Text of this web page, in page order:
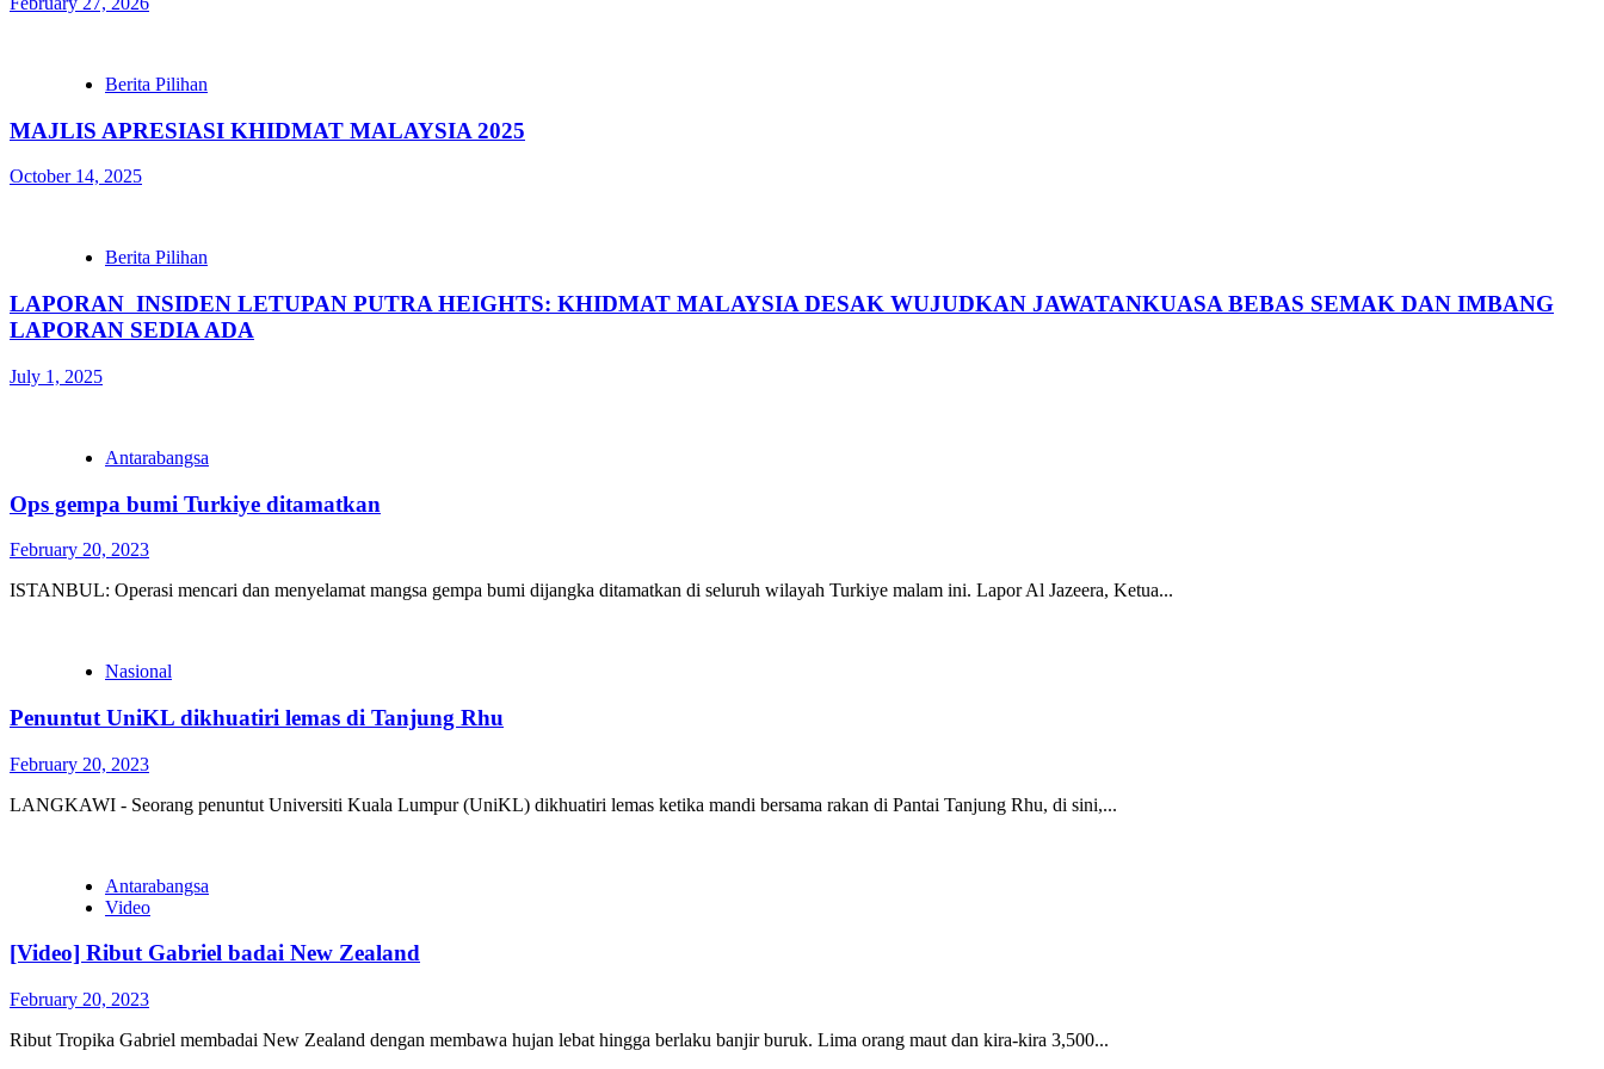
Berita Pilihan
MAJLIS APRESIASI KHIDMAT MALAYSIA 2025
October 14, 2025
Berita Pilihan
LAPORAN INSIDEN LETUPAN PUTRA HEIGHTS: KHIDMAT MALAYSIA DESAK WUJUDKAN JAWATANKUASA BEBAS SEMAK DAN IMBANG
LAPORAN SEDIA ADA
July 1, 2025
Antarabangsa
Ops gempa bumi Turkiye ditamatkan
February 20, 2023
ISTANBUL: Operasi mencari dan menyelamat mangsa gempa bumi dijangka ditamatkan di seluruh wilayah Turkiye malam ini. Lapor Al Jazeera, Ketua...
Nasional
Penuntut UniKL dikhuatiri lemas di Tanjung Rhu
February 20, 2023
LANGKAWI - Seorang penuntut Universiti Kuala Lumpur (UniKL) dikhuatiri lemas ketika mandi bersama rakan di Pantai Tanjung Rhu, di sini,...
Antarabangsa
Video
[Video] Ribut Gabriel badai New Zealand
February 20, 2023
Ribut Tropika Gabriel membadai New Zealand dengan membawa hujan lebat hingga berlaku banjir buruk. Lima orang maut dan kira-kira 3,500...